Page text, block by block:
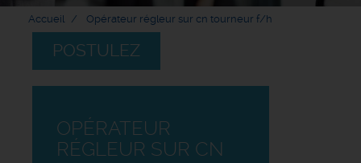
Accueil Opérateur régleur sur cn tourneur f/h
POSTULEZ
OPÉRATEUR
RÉGLEUR SUR CN